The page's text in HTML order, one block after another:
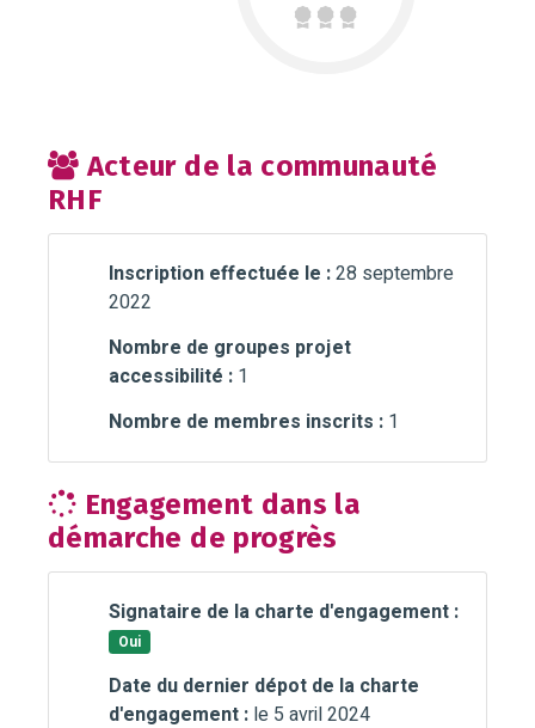
Acteur de la communauté
RHF
Inscription effectuée le :28 septembre
2022
Nombre de groupes projet
accessibilité : 1
Nombre de membres inscrits : 1
Engagement dans la
démarche de progrès
Signataire de la charte d'engagement :
Oui
Date du dernier dépot de la charte
d'engagement : le 5 avril 2024